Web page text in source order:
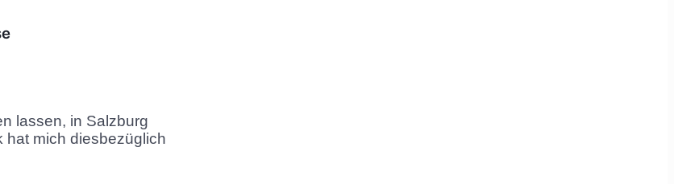
lassen, in Salzburg
hat mich diesbezüglich